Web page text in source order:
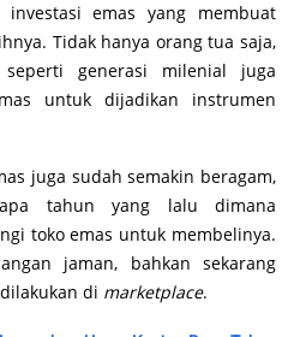
emas yang membuat
Tidak hanya orang tua saja,
generasi milenial juga
untuk dijadikan instrumen
juga sudah semakin beragam,
tahun yang lalu dimana
toko emas untuk membelinya.
jaman, bahkan sekarang
di marketplace.